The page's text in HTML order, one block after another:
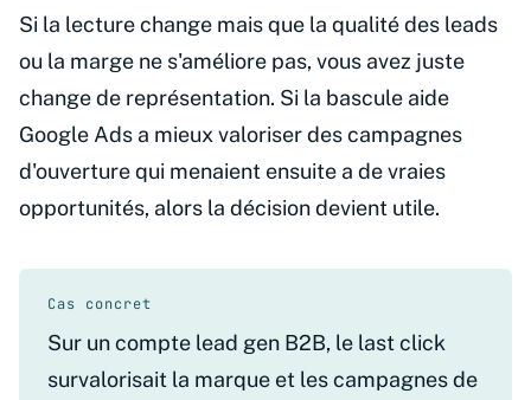
Si la lecture change mais que la qualité des leads
ou la marge ne s'améliore pas, vous avez juste
change de représentation. Si la bascule aide
Google Ads a mieux valoriser des campagnes
d'ouverture qui menaient ensuite a de vraies
opportunités, alors la décision devient utile.
Cas concret
Sur un compte lead gen B2B, le last click
survalorisait la marque et les campagnes de